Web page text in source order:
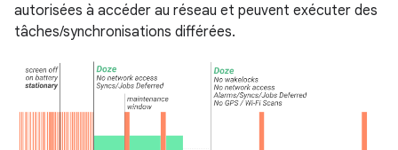
autorisées à accéder au réseau et peuvent exécuter des
tâches/synchronisations différées.